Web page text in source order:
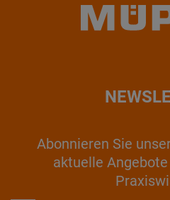
Abonnieren Sie
aktuelle